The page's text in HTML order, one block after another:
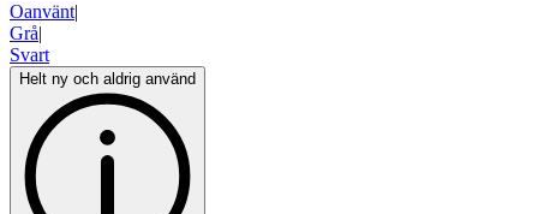
Oanvänt|
Grå|
Svart
Helt ny och aldrig använd